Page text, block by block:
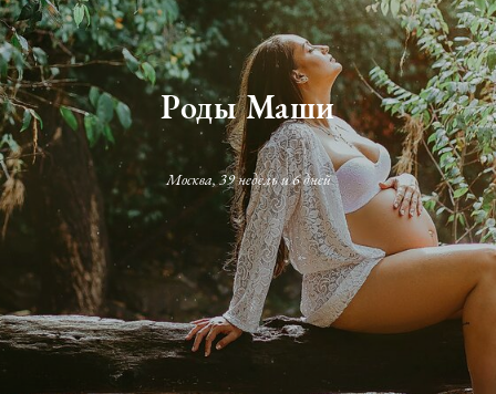
Роды Маши
Москва, 39 недель и 6 дней